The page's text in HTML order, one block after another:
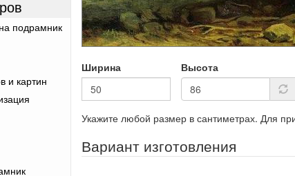
подрамник
и картин
Ширина
Высота
Укажите любой размер в сантиметрах. Для
Вариант изготовления